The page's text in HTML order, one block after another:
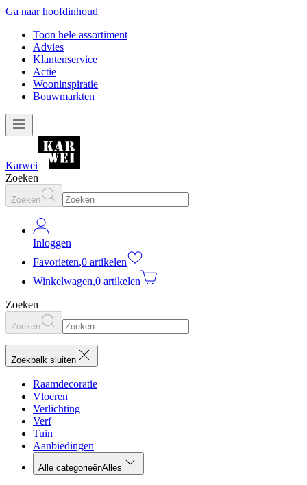
Ga naar hoofdinhoud
Toon hele assortiment
Advies
Klantenservice
Actie
Wooninspiratie
Bouwmarkten
Karwei
Zoeken
Zoeken
Inloggen
Favorieten,0 artikelen
Winkelwagen,0 artikelen
Zoeken
Zoeken
Zoekbalk sluiten
Raamdecoratie
Vloeren
Verlichting
Verf
Tuin
Aanbiedingen
Alle categorieënAlles